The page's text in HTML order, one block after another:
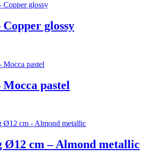
glossy
pastel
cm – Almond metallic